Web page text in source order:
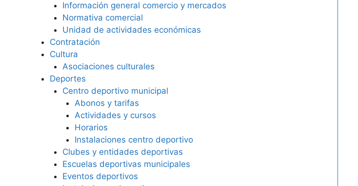
Información general comercio y mercados
Normativa comercial
Unidad de actividades económicas
Contratación
Cultura
Asociaciones culturales
Deportes
Centro deportivo municipal
Abonos y tarifas
Actividades y cursos
Horarios
Instalaciones centro deportivo
Clubes y entidades deportivas
Escuelas deportivas municipales
Eventos deportivos